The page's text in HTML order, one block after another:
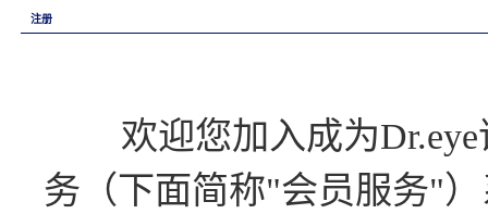
注册
欢迎您加入成为Dr.eye
务（下面简称"会员服务"